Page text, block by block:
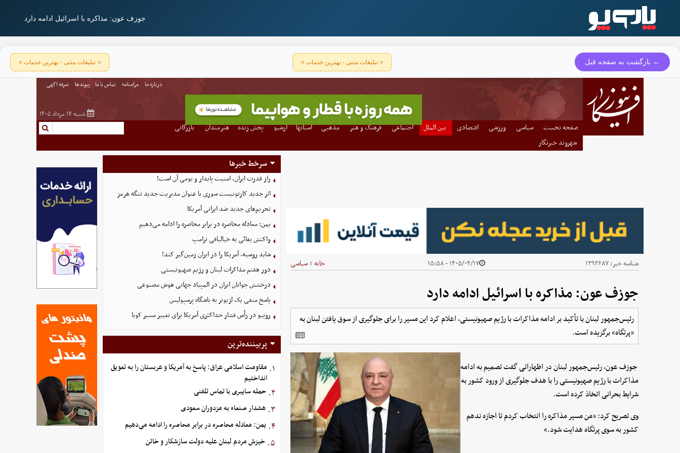
جوزف عون: مذاکره با اسرائیل ادامه دارد
← بازگشت به صفحه قبل ⭐ تبلیغات متنی - بهترین خدمات ⭐ ⭐ تبلیغات متنی - بهترین خدمات ⭐